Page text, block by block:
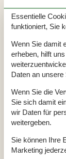
Internet Ja
Satelliten-/
Trockner
Ja
Geschirrspüler
Nichtraucher
Gesamte
Bitte beachten
Keine Arbeiter
Essentielle
funktioniert, Sie
Wenn Sie damit
erheben, hilft
Daten an
Wenn Sie die
Sie sich damit
wir Daten für
weitergeben.
Sie können Ihre
Marketing